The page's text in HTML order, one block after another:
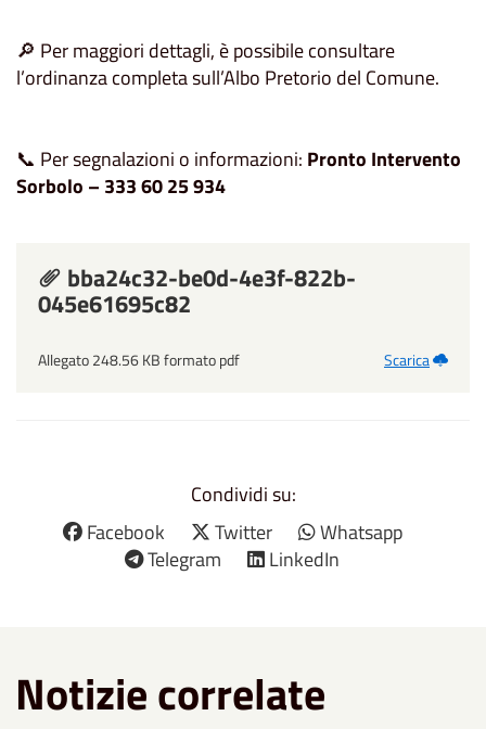
🔎 Per maggiori dettagli, è possibile consultare
l’ordinanza completa sull’Albo Pretorio del Comune.
📞 Per segnalazioni o informazioni: Pronto Intervento
Sorbolo – 333 60 25 934
bba24c32-be0d-4e3f-822b-
045e61695c82
Allegato 248.56 KB formato pdf Scarica
Condividi su:
Facebook
Twitter
Whatsapp
Telegram
LinkedIn
Notizie correlate